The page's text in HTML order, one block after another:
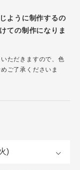
ように制作するの
ての制作になりま
ただきますので、色
ご了承くださいま